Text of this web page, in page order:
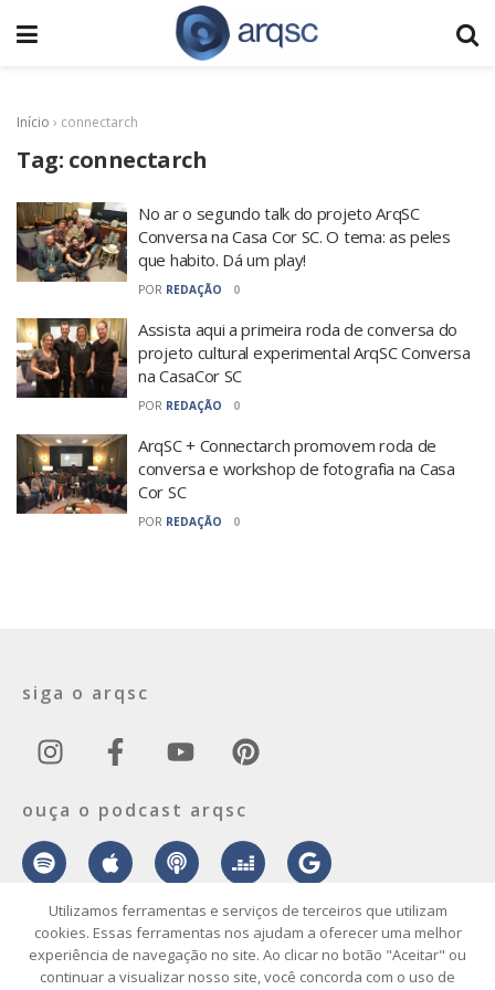
Início › connectarch
Tag: connectarch
No ar o segundo talk do projeto ArqSC
Conversa na Casa Cor SC. O tema: as peles
que habito. Dá um play!
POR REDAÇÃO 0
Assista aqui a primeira roda de conversa do
projeto cultural experimental ArqSC Conversa
na CasaCor SC
POR REDAÇÃO 0
ArqSC + Connectarch promovem roda de
conversa e workshop de fotografia na Casa
Cor SC
POR REDAÇÃO 0
siga o arqsc
ouça o podcast arqsc
sobre contato envie seu projeto publicidade vídeo podcast
Utilizamos ferramentas e serviços de terceiros que utilizam
cookies. Essas ferramentas nos ajudam a oferecer uma melhor
experiência de navegação no site. Ao clicar no botão "Aceitar" ou
continuar a visualizar nosso site, você concorda com o uso de